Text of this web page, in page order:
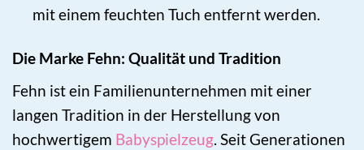
mit einem feuchten Tuch entfernt werden.
Die Marke Fehn: Qualität und Tradition
Fehn ist ein Familienunternehmen mit einer
langen Tradition in der Herstellung von
hochwertigem Babyspielzeug. Seit Generationen